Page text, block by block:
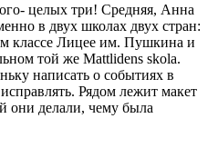
целых три! Средняя, Анна
в двух школах двух стран:
классе Лицее им. Пушкина и
той же Mattlidens skola.
написать о событиях в
Рядом лежит макет
они делали, чему была